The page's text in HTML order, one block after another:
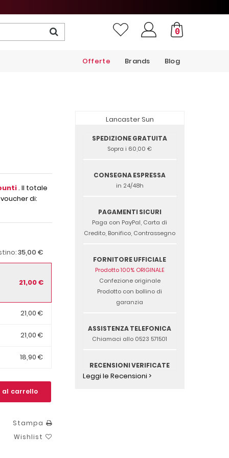
0
Blog
Brands
Offerte
. Il totale
di:
35,00 €
21,00 €
21,00 €
21,00 €
18,90 €
al carrello
Stampa
Wishlist
Lancaster Sun
SPEDIZIONE GRATUITA
Sopra i 60,00 €
CONSEGNA ESPRESSA
in 24/48h
PAGAMENTI SICURI
Paga con PayPal, Carta di
Credito, Bonifico, Contrassegno
FORNITORE UFFICIALE
Prodotto 100% ORIGINALE
Confezione originale
Prodotto con bollino di
garanzia
ASSISTENZA TELEFONICA
Chiamaci allo 0523 571501
RECENSIONI VERIFICATE
Leggi le Recensioni >